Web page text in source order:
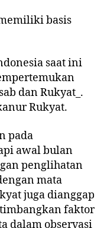
basis
saat ini
dan Rukyat_.
Rukyat.
pada
awal bulan
penglihatan
mata
juga dianggap
faktor
dalam observasi